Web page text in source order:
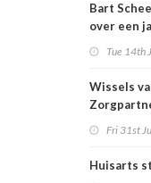
Bart
over een
Tue 14th
Wissels
Fri 31st
Huisarts